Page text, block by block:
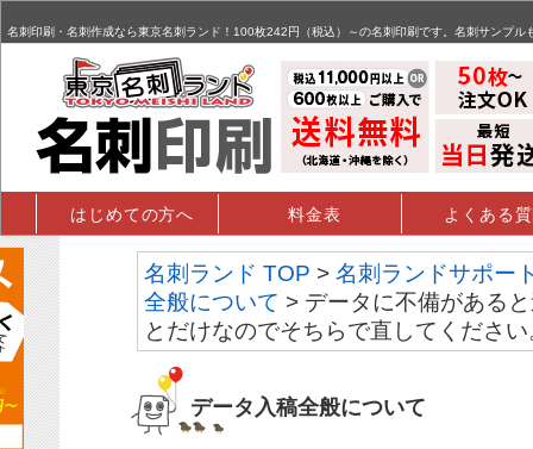
名刺印刷・名刺作成なら東京名刺ランド！100枚242円（税込）～の名刺印刷です。名刺サンプル
はじめての方へ 料金表 よくある
名刺ランド TOP > 名刺ランドサポー
全般について > データに不備がある
とだけなのでそちらで直してくださ
データ入稿全般について